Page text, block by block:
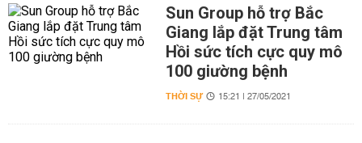
Sun Group hỗ trợ Bắc
Giang lắp đặt Trung tâm
Hồi sức tích cực quy mô
100 giường bệnh
THỜI SỰ 15:21 | 27/05/2021